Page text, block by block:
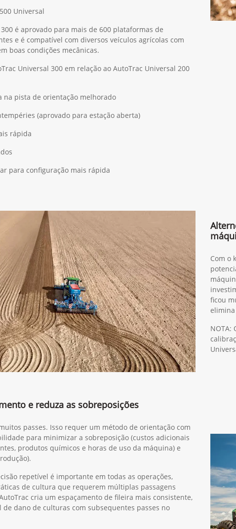
Universal
é aprovado para mais de 600 plataformas de
e é compatível com diversos veículos agrícolas com
boas condições mecânicas.
Universal 300 em relação ao AutoTrac Universal 200
na pista de orientação melhorado
(aprovado para estação aberta)
rápida
para configuração mais rápida
Com o
ficou
NOTA:
e reduza as sobreposições
passes. Isso requer um método de orientação com
para minimizar a sobreposição (custos adicionais
produtos químicos e horas de uso da máquina) e
repetível é importante em todas as operações,
de cultura que requerem múltiplas passagens
cria um espaçamento de fileira mais consistente,
dano de culturas com subsequentes passes no